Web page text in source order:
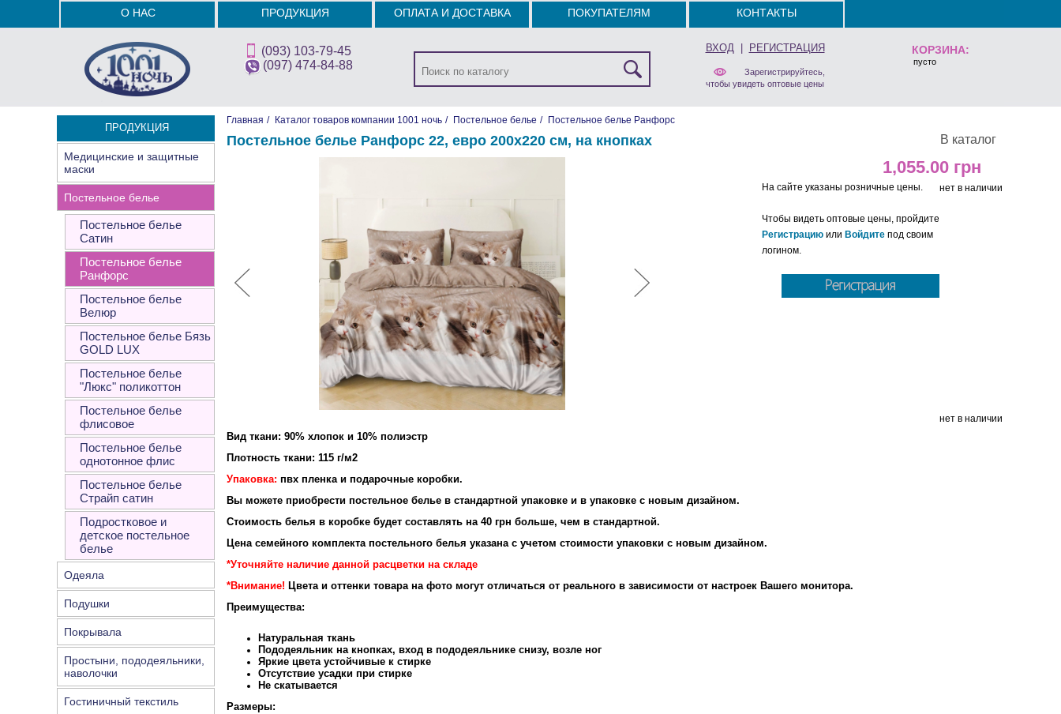
КОРЗИНА:
пусто
О НАС ПРОДУКЦИЯ ОПЛАТА И ДОСТАВКА ПОКУПАТЕЛЯМ КОНТАКТЫ
(093) 103-79-45
(097) 474-84-88
ВХОД| РЕГИСТРАЦИЯ
Зарегистрируйтесь,
чтобы увидеть оптовые цены
ПРОДУКЦИЯ
Медицинские и защитные
маски
Постельное белье
Постельное белье
Сатин
Постельное белье
Ранфорс
Постельное белье
Велюр
Постельное белье Бязь
GOLD LUX
Постельное белье
"Люкс" поликоттон
Постельное белье
флисовое
Постельное белье
однотонное флис
Постельное белье
Страйп сатин
Подростковое и
детское постельное
белье
Одеяла
Подушки
Покрывала
Простыни, пододеяльники,
наволочки
Гостиничный текстиль
Главная / Каталог товаров компании 1001 ночь / Постельное белье / Постельное белье Ранфорс
В каталог
Постельное белье Ранфорс 22, евро 200х220 см, на кнопках
1,055.00
нет в наличии
На сайте указаны розничные цены.
Чтобы видеть оптовые цены, пройдите
Регистрацию или Войдите под своим
логином.
нет в наличии
Вид ткани: 90% хлопок и 10% полиэстр
Плотность ткани: 115 г/м2
Упаковка: пвх пленка и подарочные коробки.
Вы можете приобрести постельное белье в стандартной упаковке и в упаковке с новым дизайном.
Стоимость белья в коробке будет составлять на 40 грн больше, чем в стандартной.
Цена семейного комплекта постельного белья указана с учетом стоимости упаковки с новым дизайном.
*Уточняйте наличие данной расцветки на складе
*Внимание! Цвета и оттенки товара на фото могут отличаться от реального в зависимости от настроек Вашего монитора.
Преимущества:
Натуральная ткань
Пододеяльник на кнопках, вход в пододеяльнике снизу, возле ног
Яркие цвета устойчивые к стирке
Отсутствие усадки при стирке
Не скатывается
Размеры: